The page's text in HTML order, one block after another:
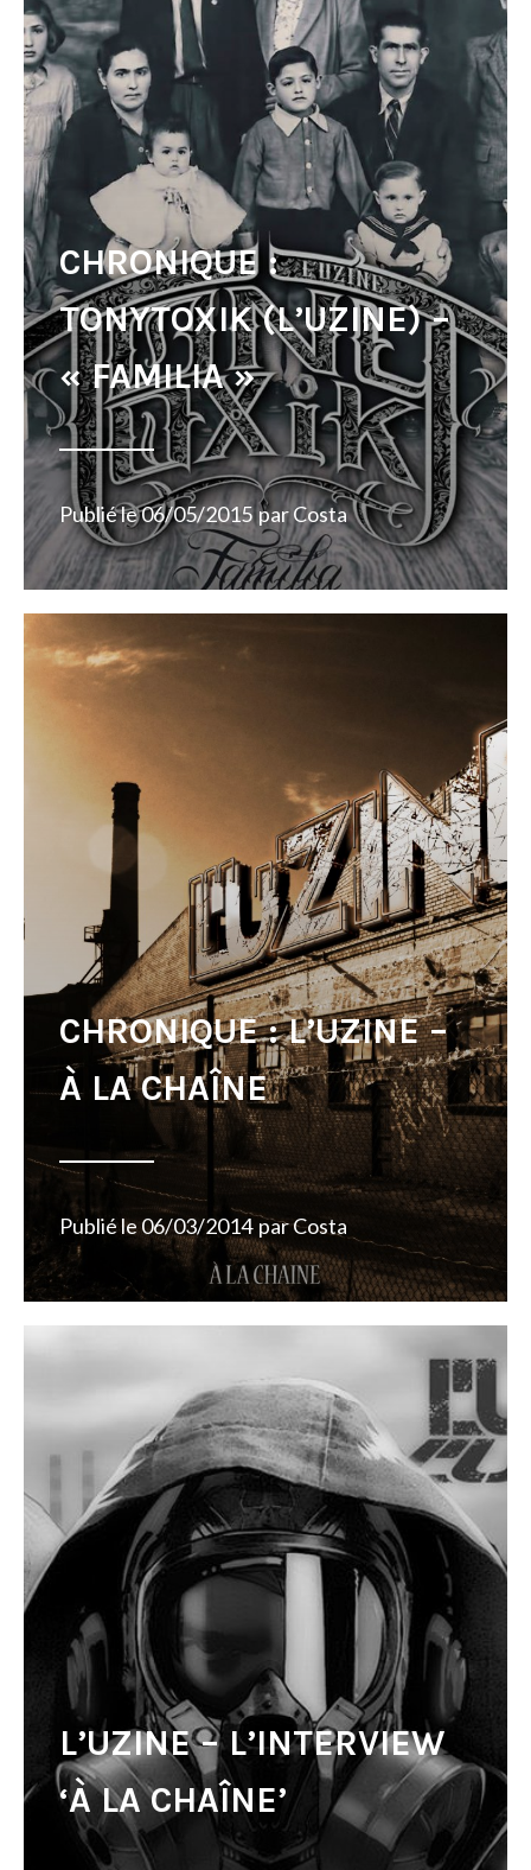
CHRONIQUE :
TONYTOXIK (L’UZINE) –
« FAMILIA »
Publié le06/05/2015 parCosta
CHRONIQUE : L’UZINE –
À LA CHAÎNE
Publié le06/03/2014 parCosta
L’UZINE – L’INTERVIEW
‘À LA CHAÎNE’